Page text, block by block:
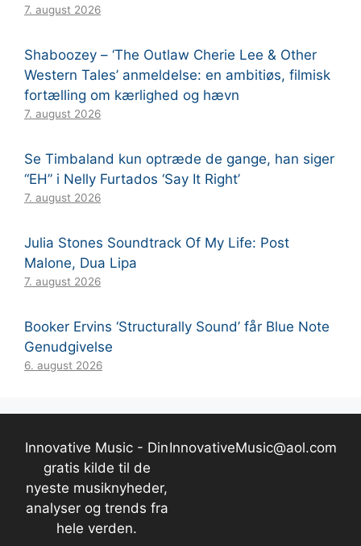
7. august 2026
Shaboozey – ‘The Outlaw Cherie Lee & Other
Western Tales’ anmeldelse: en ambitiøs, filmisk
fortælling om kærlighed og hævn
7. august 2026
Se Timbaland kun optræde de gange, han siger
“EH” i Nelly Furtados ‘Say It Right’
7. august 2026
Julia Stones Soundtrack Of My Life: Post
Malone, Dua Lipa
7. august 2026
Booker Ervins ‘Structurally Sound’ får Blue Note
Genudgivelse
6. august 2026
Innovative Music - Din
gratis kilde til de
nyeste musiknyheder,
analyser og trends fra
hele verden.
InnovativeMusic@aol.com